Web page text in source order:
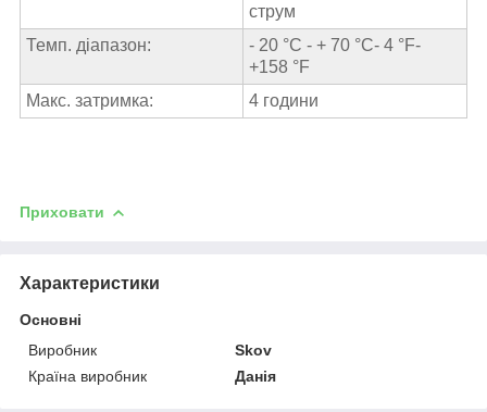
струм
Темп. діапазон:
- 20 °C - + 70 °C- 4 °F-
+158 °F
Макс. затримка:
4 години
Приховати
Характеристики
Основні
Виробник
Skov
Країна виробник
Данія